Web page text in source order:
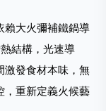
賴大火彌補鐵鍋導
結構，光速導
激發食材本味，無
，重新定義火候藝